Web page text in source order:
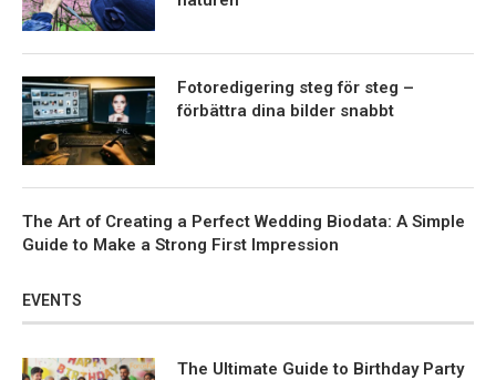
Fotoredigering steg för steg –
förbättra dina bilder snabbt
The Art of Creating a Perfect Wedding Biodata: A Simple
Guide to Make a Strong First Impression
EVENTS
The Ultimate Guide to Birthday Party